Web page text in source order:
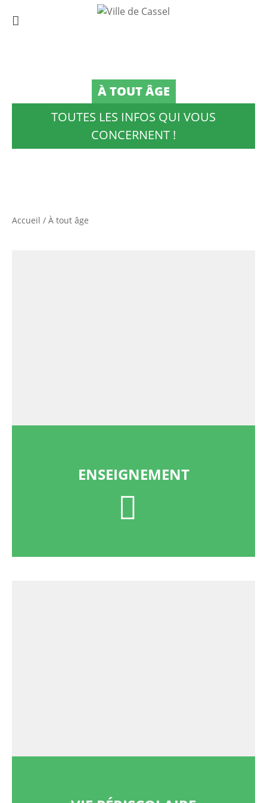
À TOUT ÂGE
TOUTES LES INFOS QUI VOUS
CONCERNENT !
Accueil / À tout âge
ENSEIGNEMENT